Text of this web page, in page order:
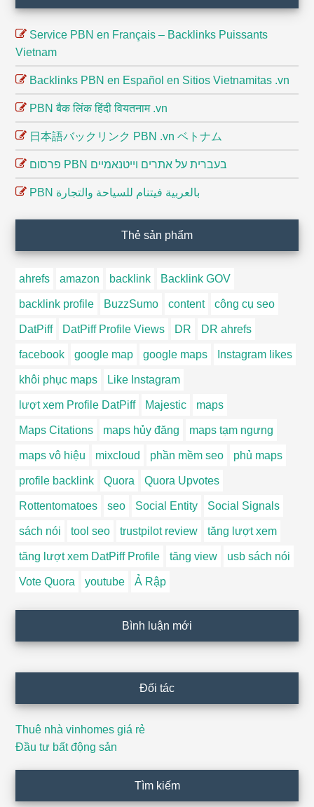
Service PBN en Français – Backlinks Puissants
Vietnam
Backlinks PBN en Español en Sitios Vietnamitas .vn
PBN बैक लिंक हिंदी वियतनाम .vn
日本語バックリンク PBN .vn ベトナム
פרסום PBN בעברית על אתרים וייטנאמיים
PBN بالعربية فيتنام للسياحة والتجارة
Thẻ sản phẩm
ahrefs amazon backlink Backlink GOV
backlink profile BuzzSumo content công cụ seo
DatPiff DatPiff Profile Views DR DR ahrefs
facebook google map google maps Instagram likes
khôi phục maps Like Instagram
lượt xem Profile DatPiff Majestic maps
Maps Citations maps hủy đăng maps tạm ngưng
maps vô hiệu mixcloud phần mềm seo phủ maps
profile backlink Quora Quora Upvotes
Rottentomatoes seo Social Entity Social Signals
sách nói tool seo trustpilot review tăng lượt xem
tăng lượt xem DatPiff Profile tăng view usb sách nói
Vote Quora youtube Ả Rập
Bình luận mới
Đối tác
Thuê nhà vinhomes giá rẻ
Đầu tư bất động sản
Tìm kiếm